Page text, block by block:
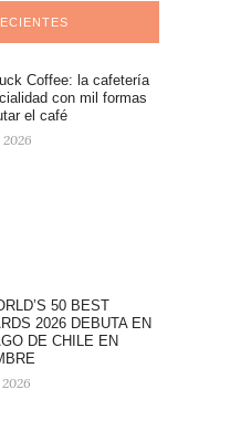
Coffee: la cafetería
con mil formas
el café
2026
50 BEST
2026 DEBUTA EN
DE CHILE EN